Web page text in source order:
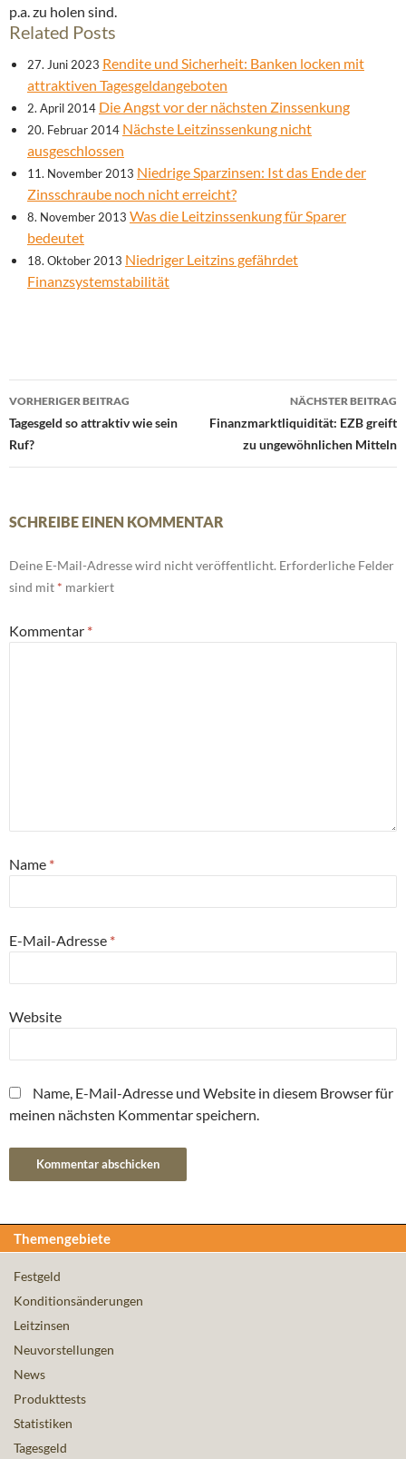
p.a. zu holen sind.
Related Posts
27. Juni 2023 Rendite und Sicherheit: Banken locken mit
attraktiven Tagesgeldangeboten
2. April 2014 Die Angst vor der nächsten Zinssenkung
20. Februar 2014 Nächste Leitzinssenkung nicht
ausgeschlossen
11. November 2013 Niedrige Sparzinsen: Ist das Ende der
Zinsschraube noch nicht erreicht?
8. November 2013 Was die Leitzinssenkung für Sparer
bedeutet
18. Oktober 2013 Niedriger Leitzins gefährdet
Finanzsystemstabilität
Beitrags-
Navigation
VORHERIGER BEITRAG
Tagesgeld so attraktiv wie sein
Ruf?
NÄCHSTER BEITRAG
Finanzmarktliquidität: EZB greift
zu ungewöhnlichen Mitteln
SCHREIBE EINEN KOMMENTAR
Deine E-Mail-Adresse wird nicht veröffentlicht. Erforderliche Felder
sind mit * markiert
Kommentar *
Name *
E-Mail-Adresse *
Website
Name, E-Mail-Adresse und Website in diesem Browser für
meinen nächsten Kommentar speichern.
Themengebiete
Festgeld
Konditionsänderungen
Leitzinsen
Neuvorstellungen
News
Produkttests
Statistiken
Tagesgeld